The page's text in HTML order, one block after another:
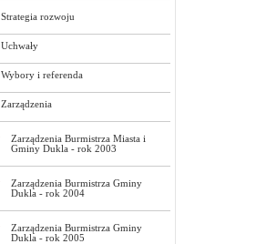
Strategia rozwoju
Uchwały
Wybory i referenda
Zarządzenia
Zarządzenia Burmistrza Miasta i
Gminy Dukla - rok 2003
Zarządzenia Burmistrza Gminy
Dukla - rok 2004
Zarządzenia Burmistrza Gminy
Dukla - rok 2005